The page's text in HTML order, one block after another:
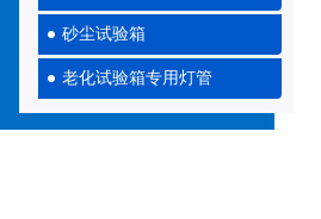
砂尘试验箱
老化试验箱专用灯管